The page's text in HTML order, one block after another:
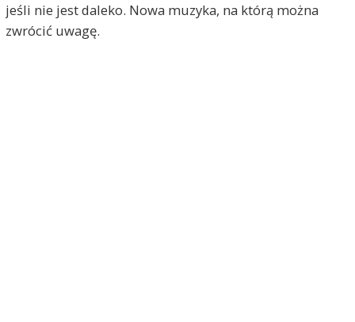
jeśli nie jest daleko. Nowa muzyka, na którą można
zwrócić uwagę.